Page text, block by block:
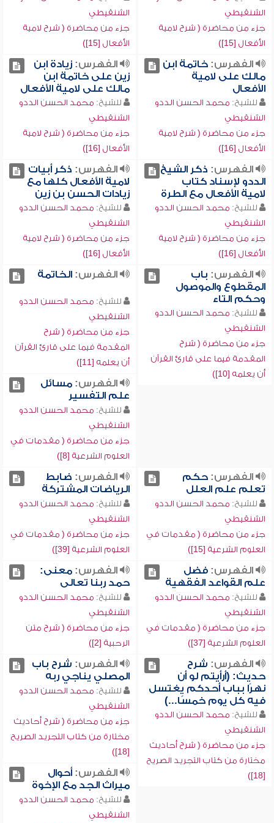
الشنقيطي
جزء من محاضرة ( شرح لامية
الأفعال [15])
الشنقيطي
جزء من محاضرة ( شرح لامية
الأفعال [15])
الفهرس:خاتمة ابن
مالك على لامية
الأفعال
للشيخ: محمد الحسن الددو
الشنقيطي
جزء من محاضرة ( شرح لامية
الأفعال [16])
الفهرس:زيادة ابن
زين على خاتمة ابن
مالك على لامية الأفعال
للشيخ: محمد الحسن الددو
الشنقيطي
جزء من محاضرة ( شرح لامية
الأفعال [16])
الفهرس: ذكر الشيخ
الددو لإسناد كتاب
لامية الأفعال مع الطرة
للشيخ: محمد الحسن الددو
الشنقيطي
جزء من محاضرة ( شرح لامية
الأفعال [16])
الفهرس: ذكر أبيات
لامية الأفعال كلها مع
زيادات الحسن بن زين
للشيخ: محمد الحسن الددو
الشنقيطي
جزء من محاضرة ( شرح لامية
الأفعال [16])
الفهرس: باب
المقطوع والموصول
وحكم التاء
للشيخ: محمد الحسن الددو
الشنقيطي
جزء من محاضرة ( شرح
المقدمة فيما على قارئ القرآن
أن يعلمه [10])
الفهرس:الخاتمة
للشيخ: محمد الحسن الددو
الشنقيطي
جزء من محاضرة ( شرح
المقدمة فيما على قارئ القرآن
أن يعلمه [11])
الفهرس:مسائل
علم التفسير
للشيخ: محمد الحسن الددو
الشنقيطي
جزء من محاضرة ( مقدمات في
العلوم الشرعية [8])
الفهرس:حكم
تعلم علم العلل
للشيخ: محمد الحسن الددو
الشنقيطي
جزء من محاضرة ( مقدمات في
العلوم الشرعية [15])
الفهرس: ضابط
الرياضات المشتركة
للشيخ: محمد الحسن الددو
الشنقيطي
جزء من محاضرة ( مقدمات في
العلوم الشرعية [39])
الفهرس:فضل
علم القواعد الفقهية
للشيخ: محمد الحسن الددو
الشنقيطي
جزء من محاضرة ( مقدمات في
العلوم الشرعية [37])
الفهرس:معنى:
حمد ربنا تعالى
للشيخ: محمد الحسن الددو
الشنقيطي
جزء من محاضرة ( شرح متن
الرحبية [2])
الفهرس: شرح
حديث: (أرأيتم لو أن
نهرًا بباب أحدكم يغتسل
فيه كل يوم خمسًا...)
للشيخ: محمد الحسن الددو
الشنقيطي
جزء من محاضرة ( شرح أحاديث
مختارة من كتاب التجريد الصريح
[18])
الفهرس: شرح باب
المصلي يناجي ربه
للشيخ: محمد الحسن الددو
الشنقيطي
جزء من محاضرة ( شرح أحاديث
مختارة من كتاب التجريد الصريح
[18])
الفهرس:أحوال
ميراث الجد مع الإخوة
للشيخ: محمد الحسن الددو
الشنقيطي